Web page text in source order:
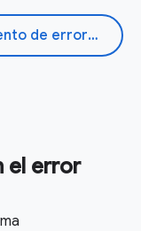
Ir a la Herramienta de seguimiento de errores
el error